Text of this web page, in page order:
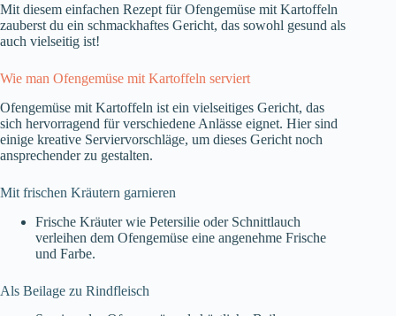
Mit diesem einfachen Rezept für Ofengemüse mit Kartoffeln
zauberst du ein schmackhaftes Gericht, das sowohl gesund als
auch vielseitig ist!
Wie man Ofengemüse mit Kartoffeln serviert
Ofengemüse mit Kartoffeln ist ein vielseitiges Gericht, das
sich hervorragend für verschiedene Anlässe eignet. Hier sind
einige kreative Serviervorschläge, um dieses Gericht noch
ansprechender zu gestalten.
Mit frischen Kräutern garnieren
Frische Kräuter wie Petersilie oder Schnittlauch
verleihen dem Ofengemüse eine angenehme Frische
und Farbe.
Als Beilage zu Rindfleisch